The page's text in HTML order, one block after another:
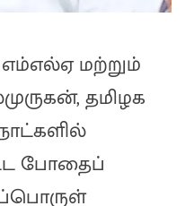
மற்றும்
தமிழக
போதைப்